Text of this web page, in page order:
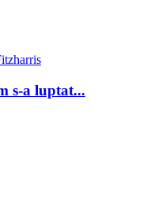
s-a luptat...